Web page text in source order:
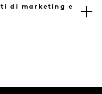
di marketing e